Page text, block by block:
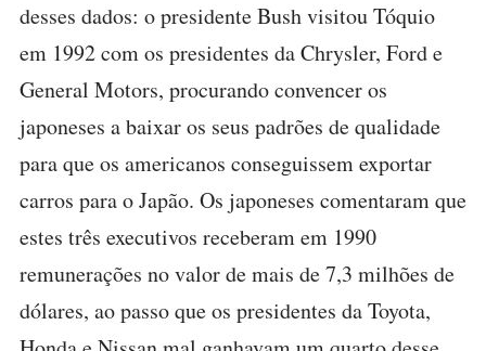
desses dados: o presidente Bush visitou Tóquio
em 1992 com os presidentes da Chrysler, Ford e
General Motors, procurando convencer os
japoneses a baixar os seus padrões de qualidade
para que os americanos conseguissem exportar
carros para o Japão. Os japoneses comentaram que
estes três executivos receberam em 1990
remunerações no valor de mais de 7,3 milhões de
dólares, ao passo que os presidentes da Toyota,